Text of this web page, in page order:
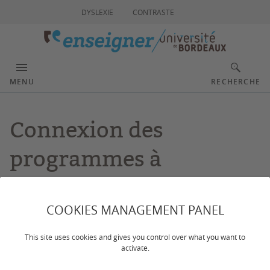
COOKIES MANAGEMENT PANEL
This site uses cookies and gives you control over what you want to
activate.
DYSLEXIE CONTRASTE
MENU RECHERCHE
Connexion des
programmes à
l'environnement